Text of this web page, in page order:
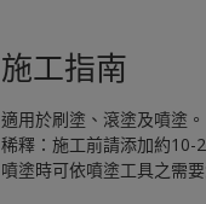
施工指南
適用於刷塗、滾塗及噴塗。
稀釋：施工前請添加約10-
噴塗時可依噴塗工具之需